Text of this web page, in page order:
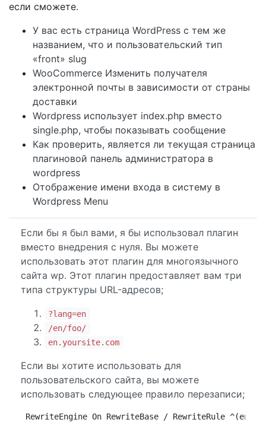
если сможете.
У вас есть страница WordPress с тем же
названием, что и пользовательский тип
«front» slug
WooCommerce Изменить получателя
электронной почты в зависимости от страны
доставки
Wordpress использует index.php вместо
single.php, чтобы показывать сообщение
Как проверить, является ли текущая страница
плагиновой панель администратора в
wordpress
Отображение имени входа в систему в
Wordpress Menu
Если бы я был вами, я бы использовал плагин
вместо внедрения с нуля. Вы можете
использовать этот плагин для многоязычного
сайта wp. Этот плагин предоставляет вам три
типа структуры URL-адресов;
?lang=en
/en/foo/
en.yoursite.com
Если вы хотите использовать для
пользовательского сайта, вы можете
использовать следующее правило перезаписи;
RewriteEngine On RewriteBase / RewriteRule